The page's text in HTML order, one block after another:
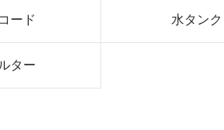
ード 水タンク
ター